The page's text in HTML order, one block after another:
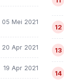
05 Mei 2021
20 Apr 2021
19 Apr 2021